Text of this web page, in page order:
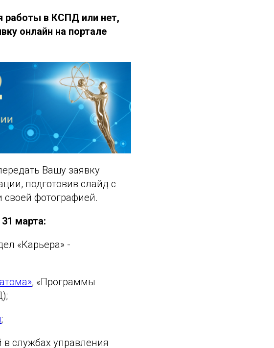
работы в КСПД или нет,
онлайн на портале
Вашу заявку
подготовив слайд с
фотографией.
марта:
«Карьера» -
, «Программы
;
в службах управления